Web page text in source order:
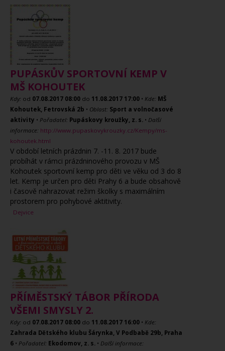
PUPÁSKŮV SPORTOVNÍ KEMP V
MŠ KOHOUTEK
Kdy: od 07.08.2017 08:00 do 11.08.2017 17:00 • Kde: MŠ
Kohoutek, Fetrovská 2b • Oblast: Sport a volnočasové
aktivity • Pořadatel: Pupáskovy kroužky, z. s. • Další
informace: http://www.pupaskovykrouzky.cz/Kempy/ms-
kohoutek.html
V období letních prázdnin 7. -11. 8. 2017 bude
probíhát v rámci prázdninového provozu v MŠ
Kohoutek sportovní kemp pro děti ve věku od 3 do 8
let. Kemp je určen pro děti Prahy 6 a bude obsahově
i časově nahrazovat režim školky s maximálním
prostorem pro pohybové aktitivity.
Dejvice
PŘÍMĚSTSKÝ TÁBOR PŘÍRODA
VŠEMI SMYSLY 2.
Kdy: od 07.08.2017 08:00 do 11.08.2017 16:00 • Kde:
Zahrada Dětského klubu Šárynka, V Podbabě 29b, Praha
6 • Pořadatel: Ekodomov, z. s. • Další informace: